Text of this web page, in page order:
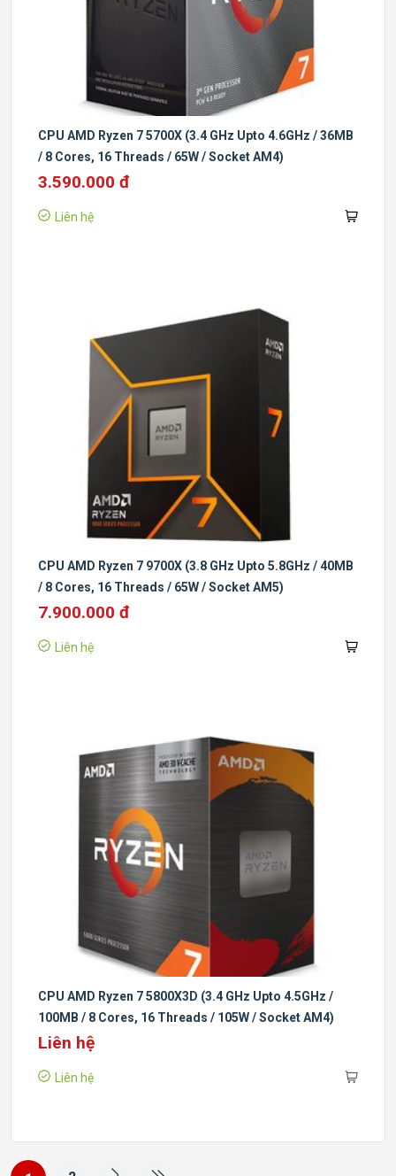
CPU AMD Ryzen 7 5700X (3.4 GHz Upto 4.6GHz / 36MB
/ 8 Cores, 16 Threads / 65W / Socket AM4)
3.590.000 đ
Liên hệ
CPU AMD Ryzen 7 9700X (3.8 GHz Upto 5.8GHz / 40MB
/ 8 Cores, 16 Threads / 65W / Socket AM5)
7.900.000 đ
Liên hệ
CPU AMD Ryzen 7 5800X3D (3.4 GHz Upto 4.5GHz /
100MB / 8 Cores, 16 Threads / 105W / Socket AM4)
Liên hệ
Liên hệ